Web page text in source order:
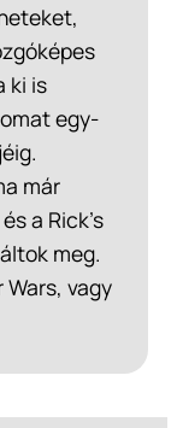
ki is
egy-
már
a Rick’s
meg.
vagy